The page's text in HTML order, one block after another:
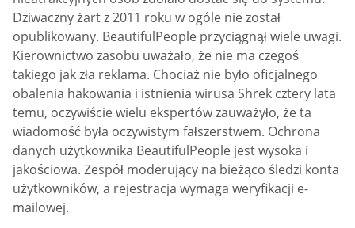
Dziwaczny żart z 2011 roku w ogóle nie został
opublikowany. BeautifulPeople przyciągnął wiele uwagi.
Kierownictwo zasobu uważało, że nie ma czegoś
takiego jak zła reklama. Chociaż nie było oficjalnego
obalenia hakowania i istnienia wirusa Shrek cztery lata
temu, oczywiście wielu ekspertów zauważyło, że ta
wiadomość była oczywistym fałszerstwem. Ochrona
danych użytkownika BeautifulPeople jest wysoka i
jakościowa. Zespół moderujący na bieżąco śledzi konta
użytkowników, a rejestracja wymaga weryfikacji e-
mailowej.